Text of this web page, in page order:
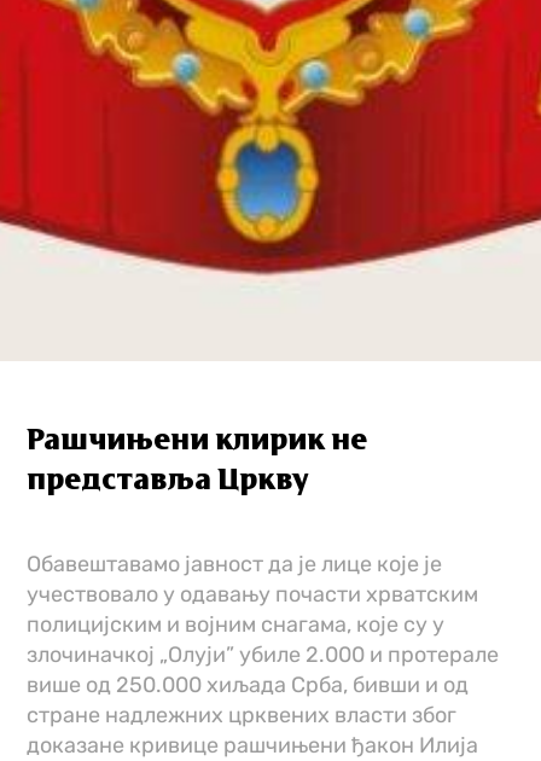
Рашчињени клирик не
представља Цркву
Обавештавамо јавност да је лице које је
учествовало у одавању почасти хрватским
полицијским и војним снагама, које су у
злочиначкој „Олуји” убиле 2.000 и протерале
више од 250.000 хиљада Срба, бивши и од
стране надлежних црквених власти због
доказане кривице рашчињени ђакон Илија